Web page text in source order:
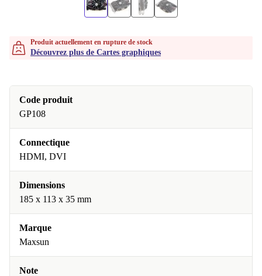
Produit actuellement en rupture de stock
Découvrez plus de Cartes graphiques
Code produit
GP108
Connectique
HDMI, DVI
Dimensions
185 x 113 x 35 mm
Marque
Maxsun
Note